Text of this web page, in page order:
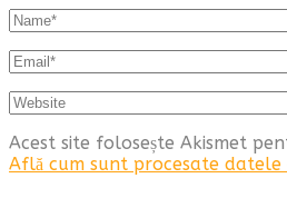
Acest site folosește Akismet
Află cum sunt procesate